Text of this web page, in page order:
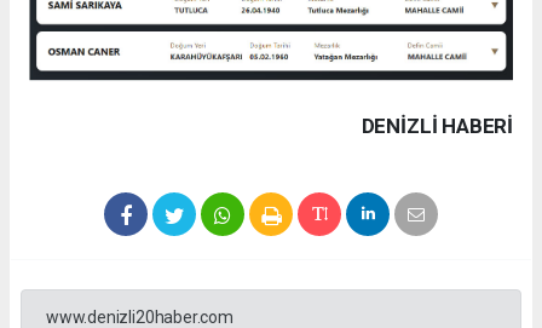
DENIZLI HABERİ
www.denizli20haber.com